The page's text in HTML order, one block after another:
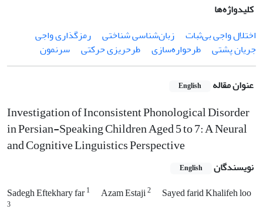
کلیدواژه‌ها
اختلال واجی بی‌ثبات
زبان‌شناسی شناختی
رمزگذاری واجی
جریان پشتی
طرحواره‌سازی طرح‎ریزی حرکتی سرنمون
عنوان مقاله English
Investigation of Inconsistent Phonological Disorder
in Persian-Speaking Children Aged 5 to 7: A Neural
and Cognitive Linguistics Perspective
نویسندگان English
Sadegh Eftekhary far1 Azam Estaji2 Sayed farid Khalifeh loo
3